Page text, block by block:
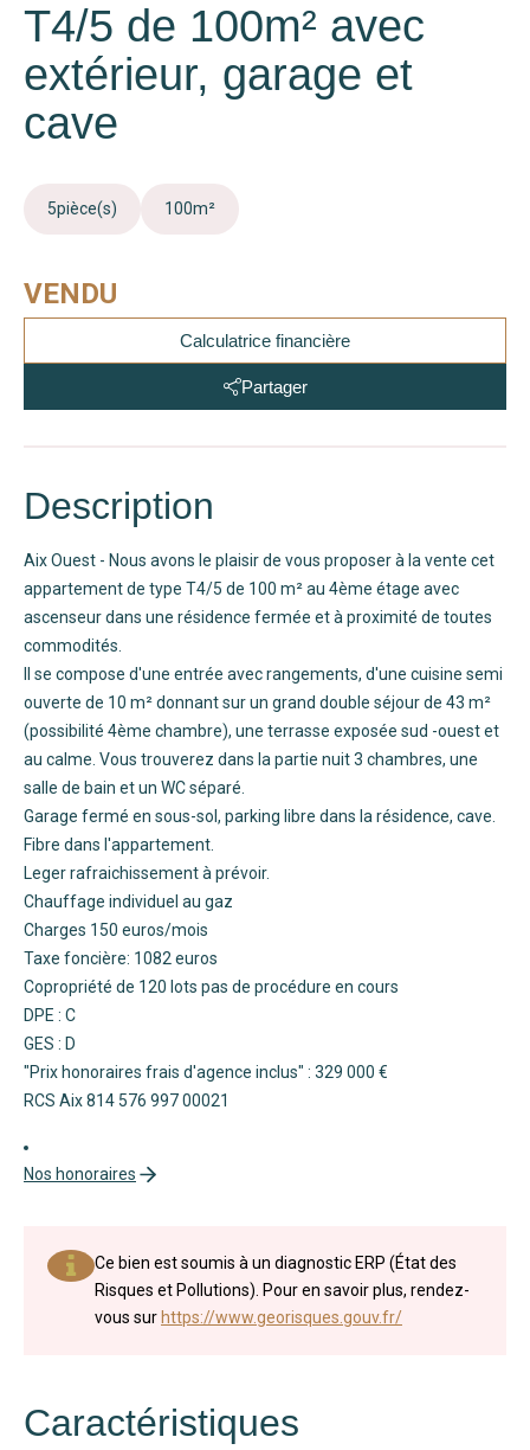
T4/5 de 100m² avec
extérieur, garage et
cave
5pièce(s) 100m²
VENDU
Calculatrice financière
Partager
Description
Aix Ouest - Nous avons le plaisir de vous proposer à la vente cet
appartement de type T4/5 de 100 m² au 4ème étage avec
ascenseur dans une résidence fermée et à proximité de toutes
commodités.
Il se compose d'une entrée avec rangements, d'une cuisine semi
ouverte de 10 m² donnant sur un grand double séjour de 43 m²
(possibilité 4ème chambre), une terrasse exposée sud -ouest et
au calme. Vous trouverez dans la partie nuit 3 chambres, une
salle de bain et un WC séparé.
Garage fermé en sous-sol, parking libre dans la résidence, cave.
Fibre dans l'appartement.
Leger rafraichissement à prévoir.
Chauffage individuel au gaz
Charges 150 euros/mois
Taxe foncière: 1082 euros
Copropriété de 120 lots pas de procédure en cours
DPE : C
GES : D
"Prix honoraires frais d'agence inclus" : 329 000 €
RCS Aix 814 576 997 00021
Nos honoraires
Ce bien est soumis à un diagnostic ERP (État des
Risques et Pollutions). Pour en savoir plus, rendez-
vous surhttps://www.georisques.gouv.fr/
Caractéristiques